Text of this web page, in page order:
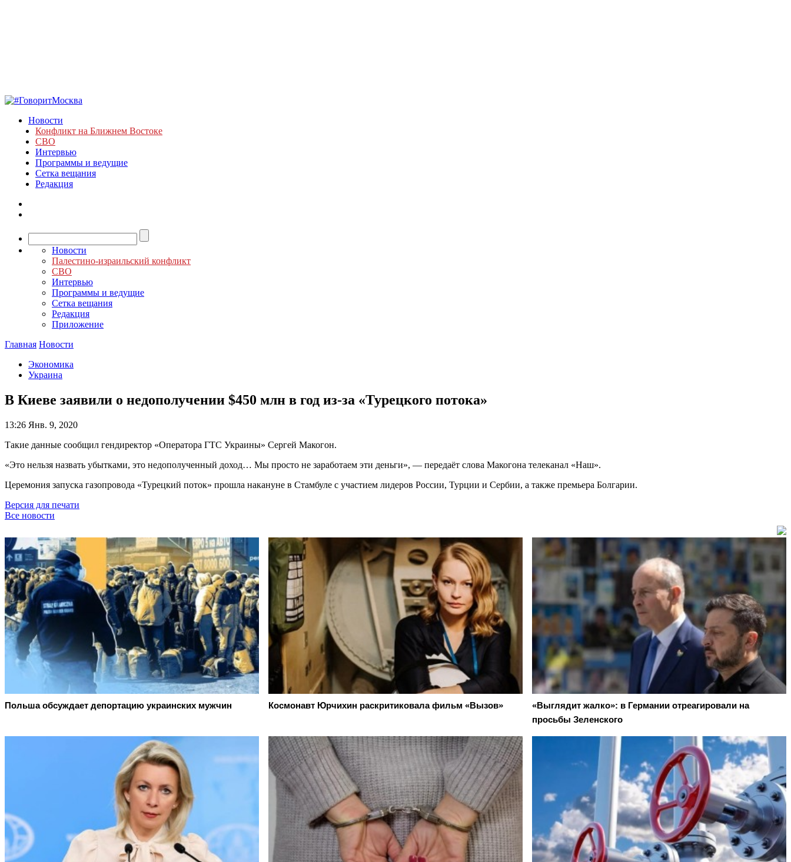
Новости
Конфликт на Ближнем Востоке
СВО
Интервью
Программы и ведущие
Сетка вещания
Редакция
Новости
Палестино-израильский конфликт
СВО
Интервью
Программы и ведущие
Сетка вещания
Редакция
Приложение
Главная Новости
Экономика
Украина
В Киеве заявили о недополучении $450 млн в год из-за «Турецкого потока»
13:26 Янв. 9, 2020
Такие данные сообщил гендиректор «Оператора ГТС Украины» Сергей Макогон.
«Это нельзя назвать убытками, это недополученный доход… Мы просто не заработаем эти деньги», — передаёт слова Макогона телеканал «Наш».
Церемония запуска газопровода «Турецкий поток» прошла накануне в Стамбуле с участием лидеров России, Турции и Сербии, а также премьера Болгарии.
Версия для печати
Все новости
Польша обсуждает депортацию украинских мужчин Космонавт Юрчихин раскритиковала фильм «Вызов»
«Выглядит жалко»: в Германии отреагировали на
просьбы Зеленского